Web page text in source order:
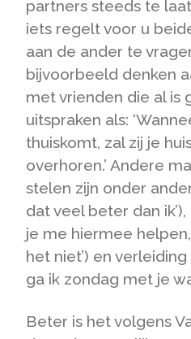
partners steeds te
iets regelt voor u
aan de ander te
bijvoorbeeld denken
met vrienden die al is
uitspraken als:
thuiskomt, zal zij je
overhoren.’ Andere
stelen zijn onder
dat veel beter dan
je me hiermee
het niet’) en
ga ik zondag met je
Beter is het volgens